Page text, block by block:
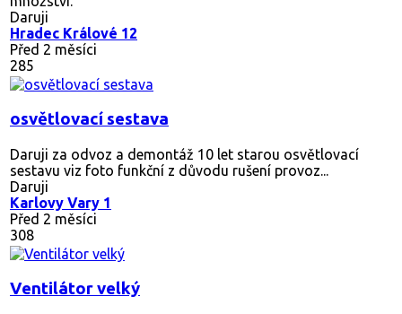
Daruji
Hradec Králové 12
Před 2 měsíci
285
osvětlovací sestava
Daruji za odvoz a demontáž 10 let starou osvětlovací
sestavu viz foto funkční z důvodu rušení provoz...
Daruji
Karlovy Vary 1
Před 2 měsíci
308
Ventilátor velký